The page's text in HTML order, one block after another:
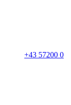
+43 57200 0